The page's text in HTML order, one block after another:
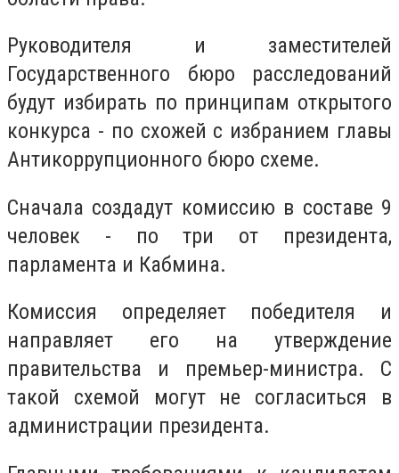
Руководителя и заместителей
Государственного бюро расследований
будут избирать по принципам открытого
конкурса - по схожей с избранием главы
Антикоррупционного бюро схеме.
Сначала создадут комиссию в составе 9
человек - по три от президента,
парламента и Кабмина.
Комиссия определяет победителя и
направляет его на утверждение
правительства и премьер-министра. С
такой схемой могут не согласиться в
администрации президента.